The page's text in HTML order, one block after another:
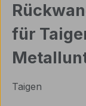
für
Taigen